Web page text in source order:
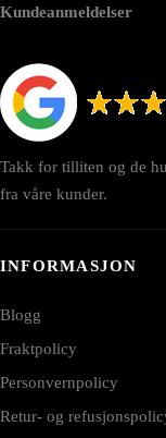
Kundeanmeldelser
Takk for tilliten og de
fra våre kunder.
INFORMASJON
Blogg
Fraktpolicy
Personvernpolicy
Retur- og